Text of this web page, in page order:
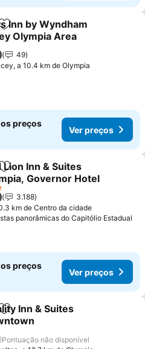
Adicionar aos favoritos
Inn by Wyndham
Olympia Area
49
a 10.4 km de Olympia
preços
Ver preços
Adicionar aos favoritos
Lion Inn & Suites
Governor Hotel
3.188
km de Centro da cidade
panorâmicas do Capitólio Estadual
preços
Ver preços
Adicionar aos favoritos
Inn & Suites
Pontuação não disponível